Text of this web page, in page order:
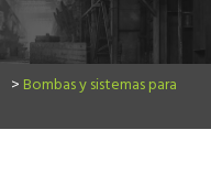
> Bombas y sistemas para